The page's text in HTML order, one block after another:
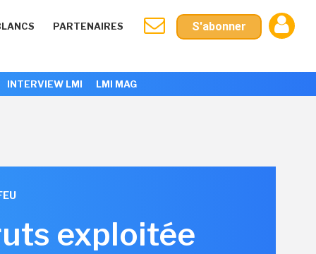
PARTENAIRES S'abonner
INTERVIEW LMI LMI MAG
exploitée